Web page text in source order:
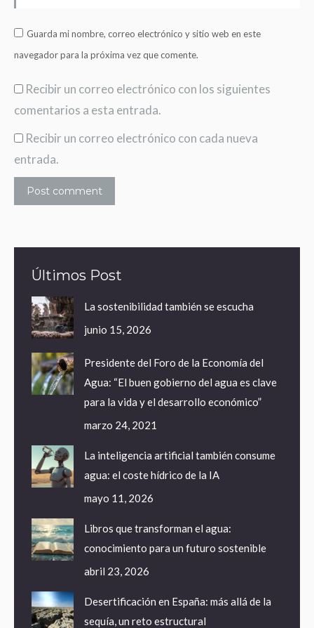
Guarda mi nombre, correo electrónico y sitio web en este
navegador para la próxima vez que comente.
Recibir un correo electrónico con los siguientes
comentarios a esta entrada.
Recibir un correo electrónico con cada nueva
entrada.
Post comment
Últimos Post
La sostenibilidad también se escucha
junio 15, 2026
Presidente del Foro de la Economía del
Agua: “El buen gobierno del agua es clave
para la vida y el desarrollo económico”
marzo 24, 2021
La inteligencia artificial también consume
agua: el coste hídrico de la IA
mayo 11, 2026
Libros que transforman el agua:
conocimiento para un futuro sostenible
abril 23, 2026
Desertificación en España: más allá de la
sequía, un reto estructural